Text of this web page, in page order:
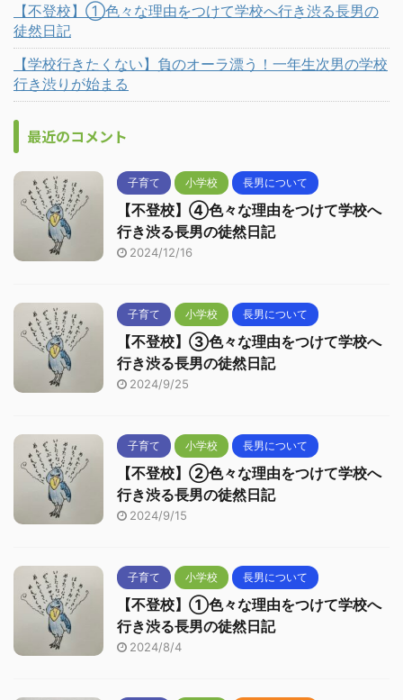
【不登校】①色々な理由をつけて学校へ行き渋る長男の
徒然日記
【学校行きたくない】負のオーラ漂う！一年生次男の学校
行き渋りが始まる
最近のコメント
子育て 小学校 長男について
【不登校】④色々な理由をつけて学校へ
行き渋る長男の徒然日記
2024/12/16
子育て 小学校 長男について
【不登校】③色々な理由をつけて学校へ
行き渋る長男の徒然日記
2024/9/25
子育て 小学校 長男について
【不登校】②色々な理由をつけて学校へ
行き渋る長男の徒然日記
2024/9/15
子育て 小学校 長男について
【不登校】①色々な理由をつけて学校へ
行き渋る長男の徒然日記
2024/8/4